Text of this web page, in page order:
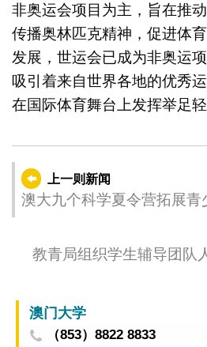
非奥运会项目为主，旨在推
传播奥林匹克精神，促进体
发展，世运会已成为非奥运
吸引着来自世界各地的优秀
在国际体育舞台上发挥举足轻
上一则新闻
澳大九个科学夏令营拓展青
教青局组织学生辅导团队
澳门大学
（853）8822 8833